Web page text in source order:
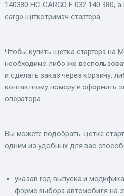
140380 HC-CARGO F 032 140 380,
cargo щіткотримач стартера.
Чтобы купить щетка стартера на
необходимо либо же
и сделать заказ через корзину,
контактному номеру и оформить
оператора.
Вы можете подобрать щетка
одним из удобных для вас
указав год выпуска и
форме выбора автомобиля на